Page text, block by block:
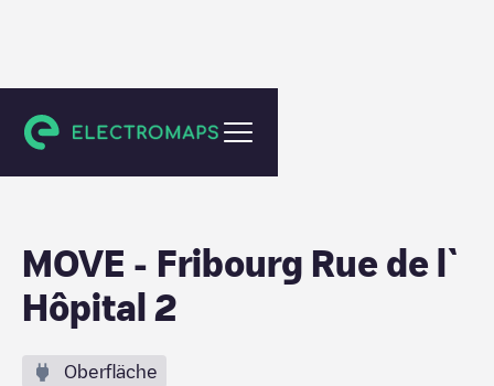
Fribourg
MOVE - Fribourg Rue de l`
Hôpital 2
Oberfläche